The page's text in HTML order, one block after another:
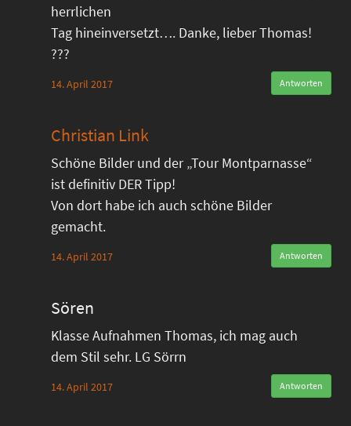
herrlichen
Tag hineinversetzt…. Danke, lieber Thomas!
???
14. April 2017 Antworten
Christian Link
Schöne Bilder und der „Tour Montparnasse“
ist definitiv DER Tipp!
Von dort habe ich auch schöne Bilder
gemacht.
14. April 2017 Antworten
Sören
Klasse Aufnahmen Thomas, ich mag auch
dem Stil sehr. LG Sörrn
14. April 2017 Antworten